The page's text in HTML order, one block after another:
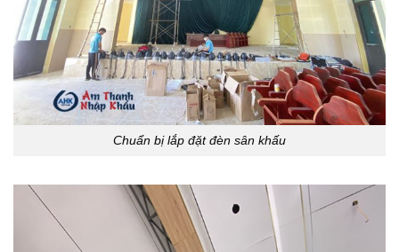
Chuẩn bị lắp đặt đèn sân khấu